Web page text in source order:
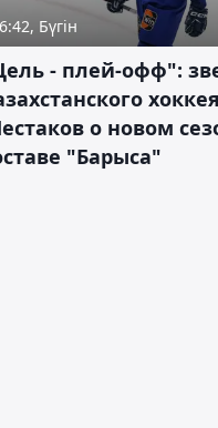
Бүгін
- плей-офф":
о новом
"Барыса"